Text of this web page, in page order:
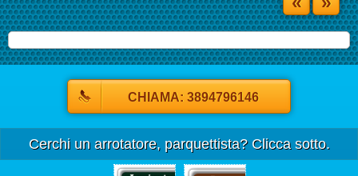
CHIAMA: 3894796146
Cerchi un arrotatore, parquettista? Clicca sotto.